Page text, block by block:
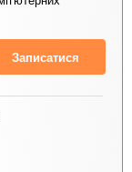
Записатися